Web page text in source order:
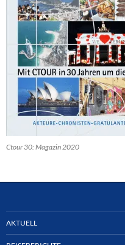
Ctour 30: Magazin 2020
AKTUELL